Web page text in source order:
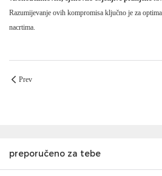
Razumijevanje ovih kompromisa ključno je za
nacrtima.
Prev
preporučeno za tebe